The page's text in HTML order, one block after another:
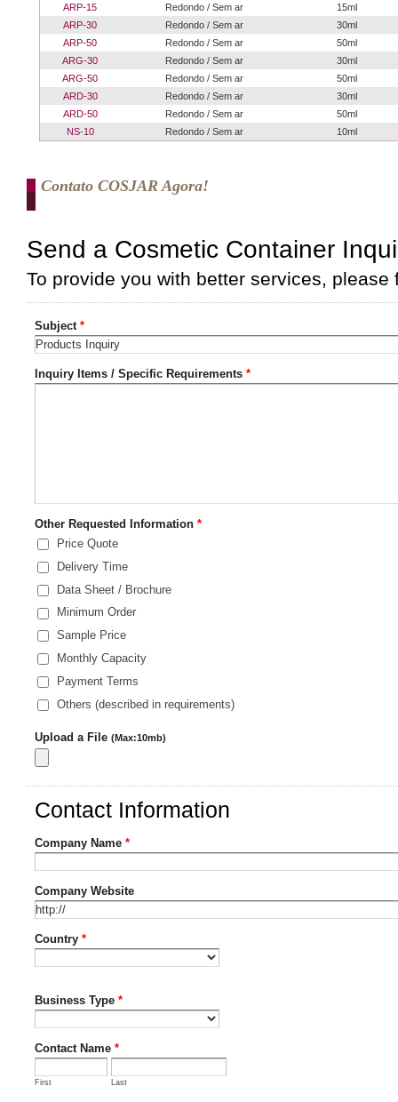
ARP-15
Redondo / Sem ar
15ml
ARP-30
Redondo / Sem ar
30ml
ARP-50
Redondo / Sem ar
50ml
ARG-30
Redondo / Sem ar
30ml
ARG-50
Redondo / Sem ar
50ml
ARD-30
Redondo / Sem ar
30ml
ARD-50
Redondo / Sem ar
50ml
NS-10
Redondo / Sem ar 10ml
Contato COSJAR Agora!